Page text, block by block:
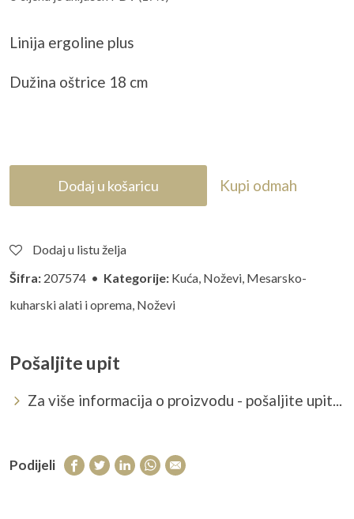
Linija ergoline plus
Dužina oštrice 18 cm
Dodaj u košaricu Kupi odmah
Dodaj u listu želja
Šifra: 207574 • Kategorije: Kuća, Noževi, Mesarsko-
kuharski alati i oprema, Noževi
Pošaljite upit
Za više informacija o proizvodu - pošaljite upit...
Podijeli